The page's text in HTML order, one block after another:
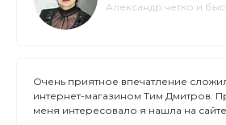
Александр четко и
Очень приятное впечатление
интернет-магазином Тим Дмитров.
меня интересовало я нашла на